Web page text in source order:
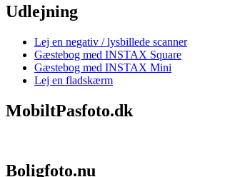
Udlejning
Lej en negativ / lysbillede scanner
Gæstebog med INSTAX Square
Gæstebog med INSTAX Mini
Lej en fladskærm
MobiltPasfoto.dk
Boligfoto.nu